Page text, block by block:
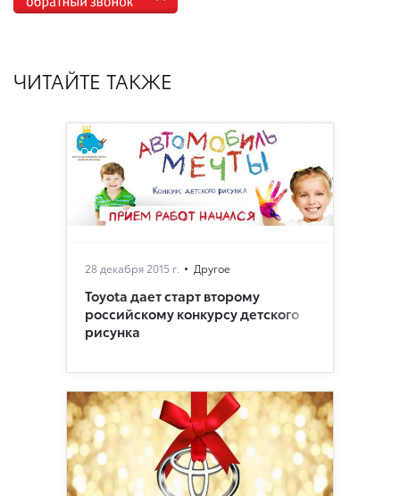
ЧИТАЙТЕ ТАКЖЕ
28 декабря 2015 г. Другое
Toyota дает старт второму
российскому конкурсу детского
рисунка